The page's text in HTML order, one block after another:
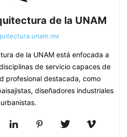
de la UNAM
de la UNAM está enfocada a
de servicio capaces de
profesional destacada, como
diseñadores industriales